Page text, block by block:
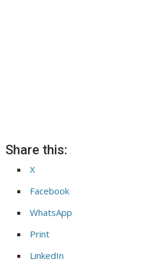
Share this:
X
Facebook
WhatsApp
Print
LinkedIn